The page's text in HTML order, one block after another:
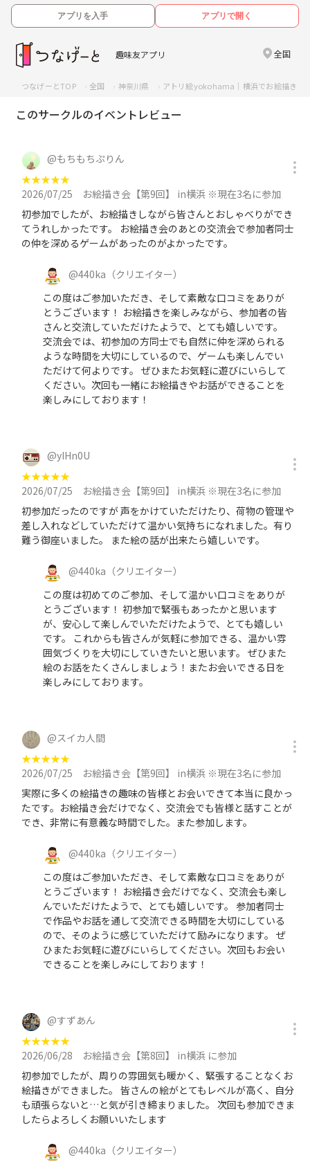
アプリを入手 アプリで開く
趣味友アプリ 全国
つなげーとTOP 全国 神奈川県 アトリ絵yokohama｜横浜でお絵描き・
このサークルのイベントレビュー
@もちもちぷりん
★★★★★
2026/07/25
お絵描き会【第9回】 in横浜 ※現在3名に参加
初参加でしたが、お絵描きしながら皆さんとおしゃべりができ
てうれしかったです。 お絵描き会のあとの交流会で参加者同士
の仲を深めるゲームがあったのがよかったです。
@440ka （クリエイター）
この度はご参加いただき、そして素敵な口コミをありが
とうございます！ お絵描きを楽しみながら、参加者の皆
さんと交流していただけたようで、とても嬉しいです。
交流会では、初参加の方同士でも自然に仲を深められる
ような時間を大切にしているので、ゲームも楽しんでい
ただけて何よりです。 ぜひまたお気軽に遊びにいらして
ください。次回も一緒にお絵描きやお話ができることを
楽しみにしております！
@yIHn0U
★★★★★
2026/07/25
お絵描き会【第9回】 in横浜 ※現在3名に参加
初参加だったのですが 声をかけていただけたり、荷物の管理や
差し入れなどしていただけて温かい気持ちになれました。有り
難う御座いました。 また絵の話が出来たら嬉しいです。
@440ka （クリエイター）
この度は初めてのご参加、そして温かい口コミをありが
とうございます！ 初参加で緊張もあったかと思います
が、安心して楽しんでいただけたようで、とても嬉しい
です。 これからも皆さんが気軽に参加できる、温かい雰
囲気づくりを大切にしていきたいと思います。 ぜひまた
絵のお話をたくさんしましょう！またお会いできる日を
楽しみにしております。
@スイカ人間
★★★★★
2026/07/25
お絵描き会【第9回】 in横浜 ※現在3名に参加
実際に多くの絵描きの趣味の皆様とお会いできて本当に良かっ
たです。お絵描き会だけでなく、交流会でも皆様と話すことが
でき、非常に有意義な時間でした。また参加します。
@440ka （クリエイター）
この度はご参加いただき、そして素敵な口コミをありが
とうございます！ お絵描き会だけでなく、交流会も楽し
んでいただけたようで、とても嬉しいです。 参加者同士
で作品やお話を通して交流できる時間を大切にしている
ので、そのように感じていただけて励みになります。 ぜ
ひまたお気軽に遊びにいらしてください。次回もお会い
できることを楽しみにしております！
@すずあん
★★★★★
2026/06/28
お絵描き会【第8回】 in横浜 に参加
初参加でしたが、周りの雰囲気も暖かく、緊張することなくお
絵描きができました。 皆さんの絵がとてもレベルが高く、自分
も頑張らないと…と気が引き締まりました。 次回も参加できま
したらよろしくお願いいたします
@440ka （クリエイター）